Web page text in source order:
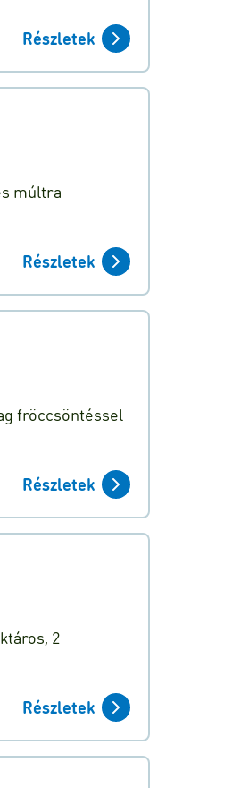
Részletek
múltra
Részletek
fröccsöntéssel
Részletek
2
Részletek